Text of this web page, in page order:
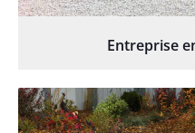
Entreprise